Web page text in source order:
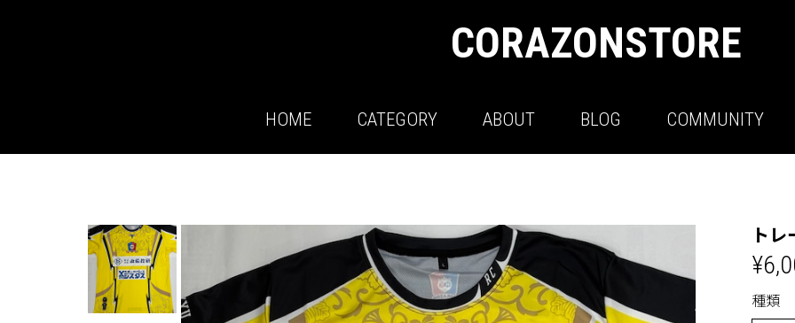
CORAZONSTORE
HOME CATEGORY ABOUT BLOG COMMUNITY
ト
種類